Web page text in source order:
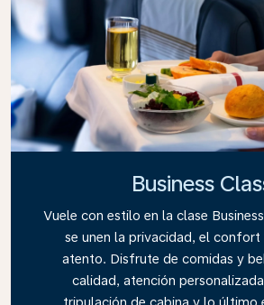
Business
Vuele con estilo en la clase
se unen la privacidad, el confort
atento. Disfrute de comidas y
calidad, atención
tripulación de cabina y lo último